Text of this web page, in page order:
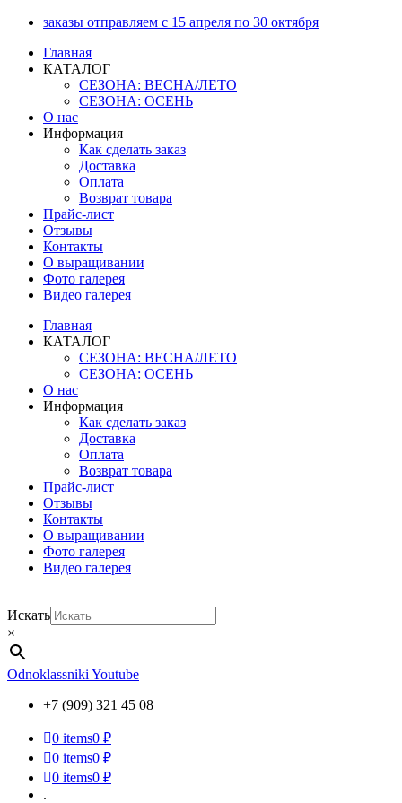
Перейти
содержимому
заказы отправляем с 15 апреля по 30 октября
Главная
КАТАЛОГ
СЕЗОНА: ВЕСНА/ЛЕТО
СЕЗОНА: ОСЕНЬ
О нас
Информация
Как сделать заказ
Доставка
Оплата
Возврат товара
Прайс-лист
Отзывы
Контакты
О выращивании
Фото галерея
Видео галерея
Главная
КАТАЛОГ
СЕЗОНА: ВЕСНА/ЛЕТО
СЕЗОНА: ОСЕНЬ
О нас
Информация
Как сделать заказ
Доставка
Оплата
Возврат товара
Прайс-лист
Отзывы
Контакты
О выращивании
Фото галерея
Видео галерея
Искать
×
Odnoklassniki Youtube
+7 (909) 321 45 08
0 items0 ₽
0 items0 ₽
0 items0 ₽
.